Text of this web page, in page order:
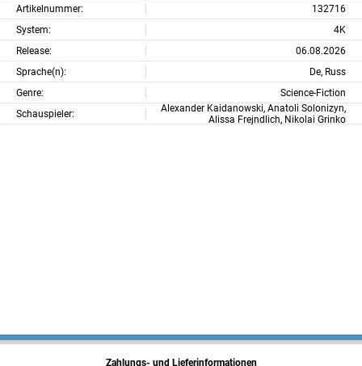
Artikelnummer:
132716
System:
4K
Release:
06.08.2026
Sprache(n):
De, Russ
Genre:
Science-Fiction
Schauspieler:
Alexander Kaidanowski, Anatoli Solonizyn,
Alissa Frejndlich, Nikolai Grinko
Zahlungs- und Lieferinformationen